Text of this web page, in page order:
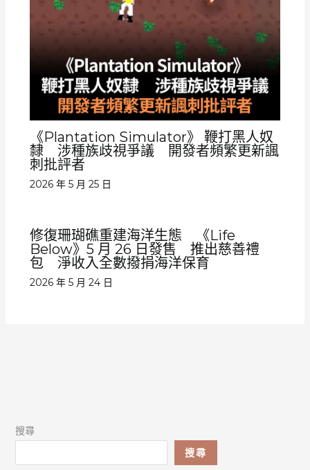
《Plantation Simulator》 鞭打黑人奴
隸 涉種族歧視爭議 開發者頻繁更新諷
刺批評者
2026 年 5 月 25 日
修復珊瑚礁重建海洋生態 《Life
Below》5 月 26 日發售 推出慈善禮
包 淨收入全數撥捐海洋保育
2026 年 5 月 24 日
搜尋
搜尋